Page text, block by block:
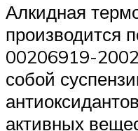
Алкидная
производится
00206919-
собой
активных